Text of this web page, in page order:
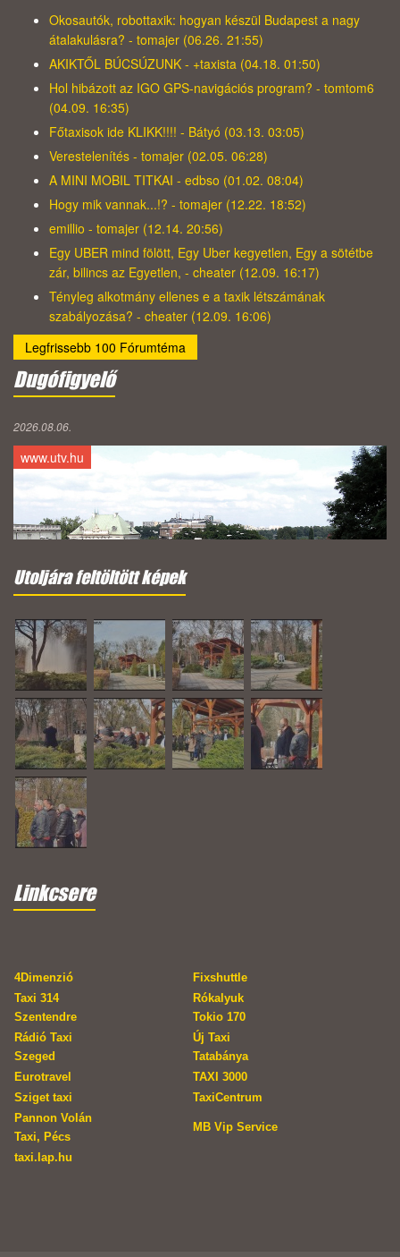
Okosautók, robottaxik: hogyan készül Budapest a nagy
átalakulásra? - tomajer (06.26. 21:55)
AKIKTŐL BÚCSÚZUNK - +taxista (04.18. 01:50)
Hol hibázott az IGO GPS-navigációs program? - tomtom6
(04.09. 16:35)
Főtaxisok ide KLIKK!!!! - Bátyó (03.13. 03:05)
Verestelenítés - tomajer (02.05. 06:28)
A MINI MOBIL TITKAI - edbso (01.02. 08:04)
Hogy mik vannak...!? - tomajer (12.22. 18:52)
emillio - tomajer (12.14. 20:56)
Egy UBER mind fölött, Egy Uber kegyetlen, Egy a sötétbe
zár, bilincs az Egyetlen, - cheater (12.09. 16:17)
Tényleg alkotmány ellenes e a taxik létszámának
szabályozása? - cheater (12.09. 16:06)
Legfrissebb 100 Fórumtéma
Dugófigyelő
2026.08.06.
www.utv.hu
Utoljára feltöltött képek
Linkcsere
4Dimenzió
Fixshuttle
Taxi 314
Szentendre
Rókalyuk
Tokio 170
Rádió Taxi
Szeged
Új Taxi
Tatabánya
Eurotravel
TAXI 3000
Sziget taxi
TaxiCentrum
Pannon Volán
Taxi, Pécs
MB Vip Service
taxi.lap.hu